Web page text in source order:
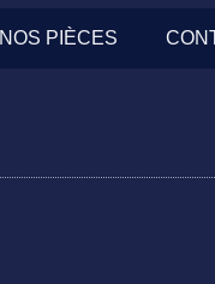
NOS PIÈCES